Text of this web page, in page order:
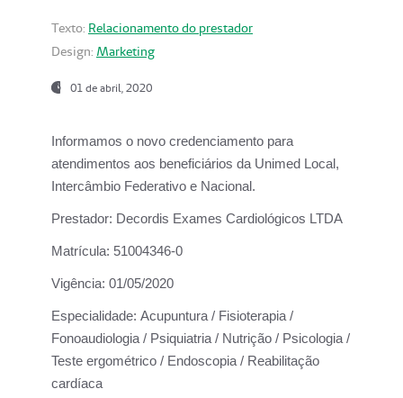
Texto: Relacionamento do prestador
Design: Marketing
01 de abril, 2020
Informamos o novo credenciamento para
atendimentos aos beneficiários da Unimed Local,
Intercâmbio Federativo e Nacional.
Prestador: Decordis Exames Cardiológicos LTDA
Matrícula: 51004346-0
Vigência: 01/05/2020
Especialidade: Acupuntura / Fisioterapia /
Fonoaudiologia / Psiquiatria / Nutrição / Psicologia /
Teste ergométrico / Endoscopia / Reabilitação
cardíaca